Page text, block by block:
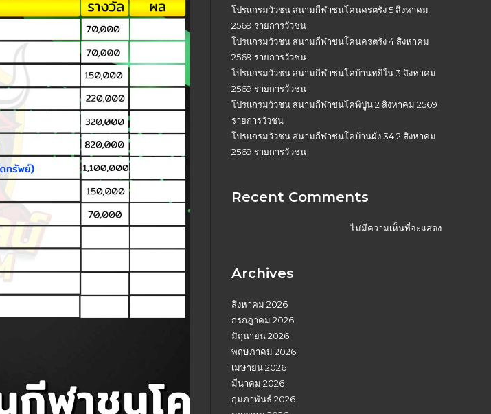
โปรแกรมวัวชน สนามกีฬาชนโคนครตรัง 5 สิงหาคม
2569 รายการวัวชน
โปรแกรมวัวชน สนามกีฬาชนโคนครตรัง 4 สิงหาคม
2569 รายการวัวชน
โปรแกรมวัวชน สนามกีฬาชนโคบ้านหยีใน 3 สิงหาคม
2569 รายการวัวชน
โปรแกรมวัวชน สนามกีฬาชนโคพิปูน 2 สิงหาคม 2569
รายการวัวชน
โปรแกรมวัวชน สนามกีฬาชนโคบ้านผัง 34 2 สิงหาคม
2569 รายการวัวชน
Recent Comments
ไม่มีความเห็นที่จะแสดง
Archives
สิงหาคม 2026
กรกฎาคม 2026
มิถุนายน 2026
พฤษภาคม 2026
เมษายน 2026
มีนาคม 2026
กุมภาพันธ์ 2026